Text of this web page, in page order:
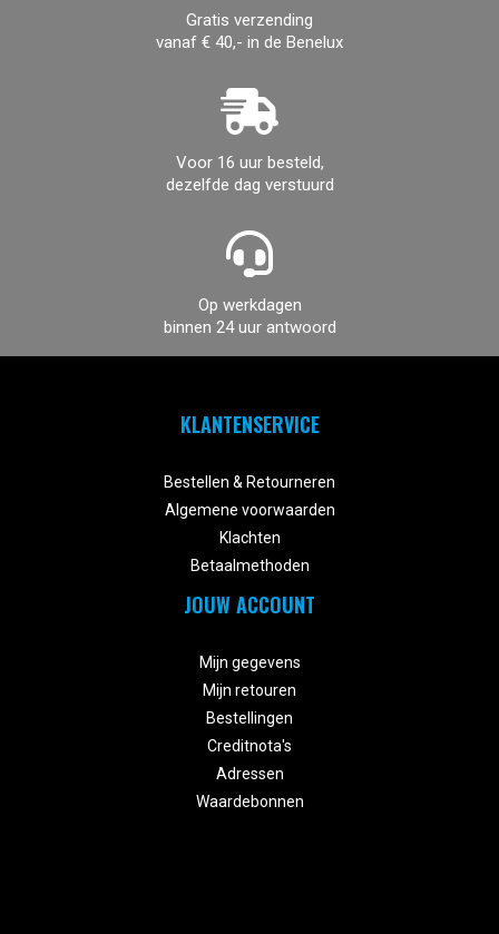
Gratis verzending
vanaf € 40,- in de Benelux
Voor 16 uur besteld,
dezelfde dag verstuurd
Op werkdagen
binnen 24 uur antwoord
KLANTENSERVICE
Bestellen & Retourneren
Algemene voorwaarden
Klachten
Betaalmethoden
JOUW ACCOUNT
Mijn gegevens
Mijn retouren
Bestellingen
Creditnota's
Adressen
Waardebonnen